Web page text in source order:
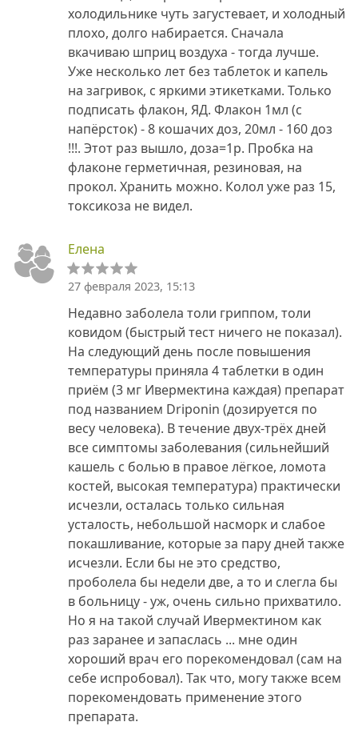
холодильнике чуть загустевает, и холодный
плохо, долго набирается. Сначала
вкачиваю шприц воздуха - тогда лучше.
Уже несколько лет без таблеток и капель
на загривок, с яркими этикетками. Только
подписать флакон, ЯД. Флакон 1мл (с
напёрсток) - 8 кошачих доз, 20мл - 160 доз
!!!. Этот раз вышло, доза=1р. Пробка на
флаконе герметичная, резиновая, на
прокол. Хранить можно. Колол уже раз 15,
токсикоза не видел.
Елена
27 февраля 2023, 15:13
Недавно заболела толи гриппом, толи
ковидом (быстрый тест ничего не показал).
На следующий день после повышения
температуры приняла 4 таблетки в один
приём (3 мг Ивермектина каждая) препарат
под названием Driponin (дозируется по
весу человека). В течение двух-трёх дней
все симптомы заболевания (сильнейший
кашель с болью в правое лёгкое, ломота
костей, высокая температура) практически
исчезли, осталась только сильная
усталость, небольшой насморк и слабое
покашливание, которые за пару дней также
исчезли. Если бы не это средство,
проболела бы недели две, а то и слегла бы
в больницу - уж, очень сильно прихватило.
Но я на такой случай Ивермектином как
раз заранее и запаслась ... мне один
хороший врач его порекомендовал (сам на
себе испробовал). Так что, могу также всем
порекомендовать применение этого
препарата.